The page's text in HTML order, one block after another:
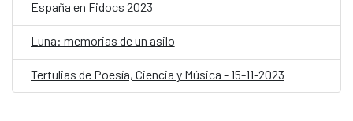
España en Fidocs 2023
Luna: memorias de un asilo
Tertulias de Poesía, Ciencia y Música - 15-11-2023